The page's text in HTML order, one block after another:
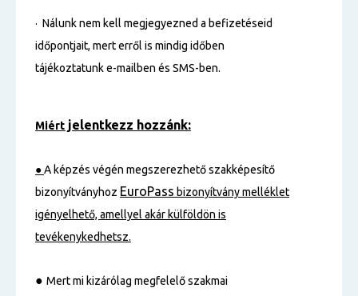
· Nálunk nem kell megjegyezned a befizetéseid
időpontjait, mert erről is mindig időben
tájékoztatunk e-mailben és SMS-ben.
Miért jelentkezz hozzánk:
●A képzés végén megszerezhető szakképesítő
bizonyítványhoz EuroPass bizonyítvány melléklet
igényelhető, amellyel akár külföldön is
tevékenykedhetsz.
● Mert mi kizárólag megfelelő szakmai